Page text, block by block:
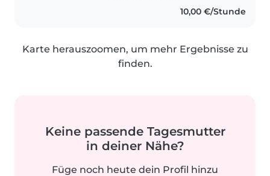
10,00 €/Stunde
Karte herauszoomen, um mehr Ergebnisse zu
finden.
Keine passende Tagesmutter
in deiner Nähe?
Füge noch heute dein Profil hinzu